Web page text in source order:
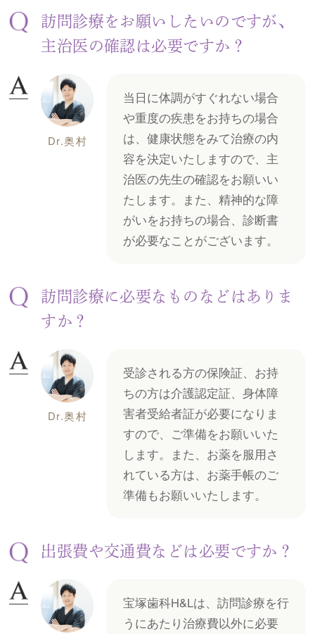
訪問診療をお願いしたいのですが、
主治医の確認は必要ですか？
Dr.奥村
当日に体調がすぐれない場合
や重度の疾患をお持ちの場合
は、健康状態をみて治療の内
容を決定いたしますので、主
治医の先生の確認をお願いい
たします。また、精神的な障
がいをお持ちの場合、診断書
が必要なことがございます。
訪問診療に必要なものなどはありま
すか？
Dr.奥村
受診される方の保険証、お持
ちの方は介護認定証、身体障
害者受給者証が必要になりま
すので、ご準備をお願いいた
します。また、お薬を服用さ
れている方は、お薬手帳のご
準備もお願いいたします。
出張費や交通費などは必要ですか？
宝塚歯科H&Lは、訪問診療を行
うにあたり治療費以外に必要